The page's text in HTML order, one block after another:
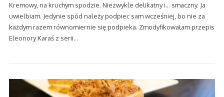
Kremowy, na kruchym spodzie. Niezwykle delikatny i… smaczny. Ja
uwielbiam. Jedynie spód należy podpiec sam wcześniej, bo nie za
każdym razem równomiernie się podpieka. Zmodyfikowałam przepis
Eleonory Karaś z serii…